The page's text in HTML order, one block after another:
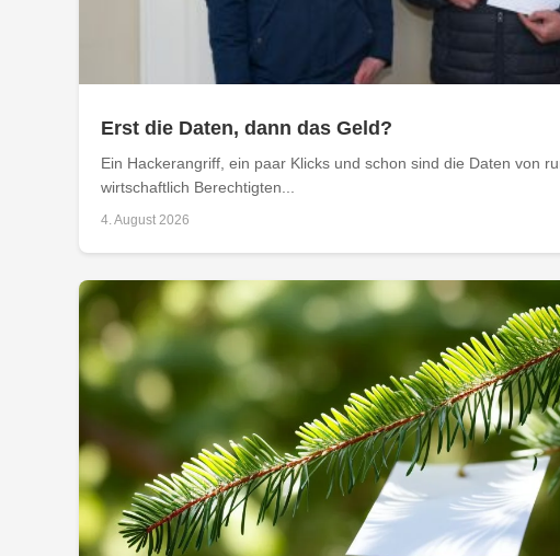
Erst die Daten, dann das Geld?
Ein Hackerangriff, ein paar Klicks und schon sind die Daten von
wirtschaftlich Berechtigten...
4. August 2026